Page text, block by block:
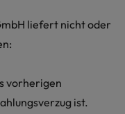
liefert nicht oder
vorherigen
ist.